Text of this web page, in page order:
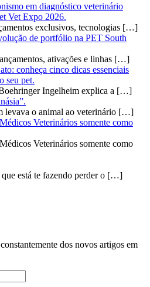
em diagnóstico veterinário
Vet Expo 2026.
exclusivos, tecnologias […]
de portfólio na PET South
ativações e linhas […]
conheça cinco dicas essenciais
seu pet.
Ingelheim explica a […]
levava o animal ao veterinário […]
Veterinários somente como
Veterinários somente como
está te fazendo perder o […]
dos novos artigos em